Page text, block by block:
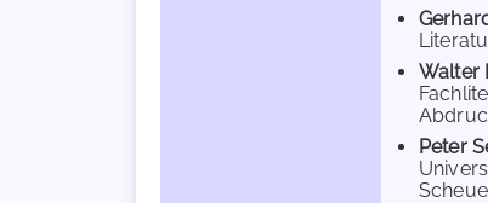
Walter
Peter